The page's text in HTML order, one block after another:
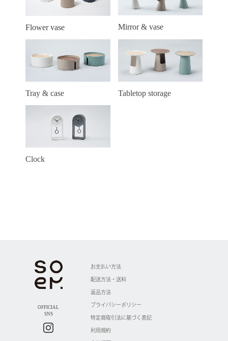
Flower vase Mirror & vase
Tray & case Tabletop storage
Clock
OFFICIAL
SNS
お支払い方法
配送方法・送料
返品方法
プライバシーポリシー
特定商取引法に基づく表記
利用規約